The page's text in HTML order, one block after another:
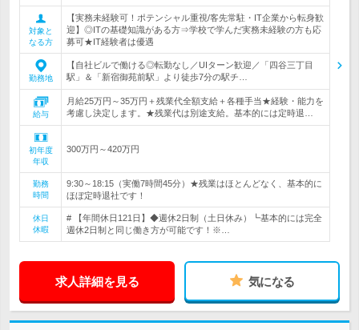
対象と
なる方
【実務未経験可！ポテンシャル重視/客先常駐・IT企業から転身歓
迎】◎ITの基礎知識がある方⇒学校で学んだ実務未経験の方も応
募可★IT経験者は優遇
勤務地
【自社ビルで働ける◎転勤なし／UIターン歓迎／「四谷三丁目
駅」＆「新宿御苑前駅」より徒歩7分の駅チ…
給与
月給25万円～35万円＋残業代全額支給＋各種手当★経験・能力を
考慮し決定します。★残業代は別途支給。基本的には定時退…
初年度
年収
300万円～420万円
勤務
時間
9:30～18:15（実働7時間45分）★残業はほとんどなく、基本的に
ほぼ定時退社です！
休日
休暇
# 【年間休日121日】◆週休2日制（土日休み）┗基本的には完全
週休2日制と同じ働き方が可能です！※…
求人詳細を見る 気になる